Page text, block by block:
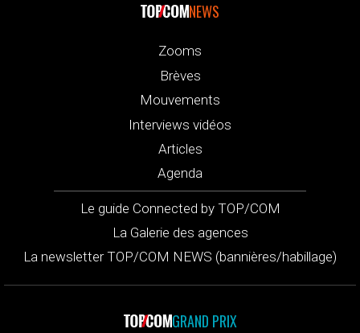
NEWS
Zooms
Brèves
Mouvements
Interviews vidéos
Articles
Agenda
Le guide Connected by TOP/COM
La Galerie des agences
La newsletter TOP/COM NEWS (bannières/habillage)
GRAND PRIX